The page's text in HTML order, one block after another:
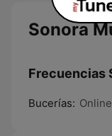
Sonora
Frecuencias
Bucerías: Online